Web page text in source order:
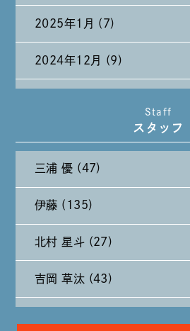
2025年1月 (7)
2024年12月 (9)
2024年9月 (11)
2024年8月 (11)
2024年7月 (11)
2024年6月 (12)
Staff
スタッフ
三浦 優 (47)
伊藤 (135)
北村 星斗 (27)
吉岡 草汰 (43)